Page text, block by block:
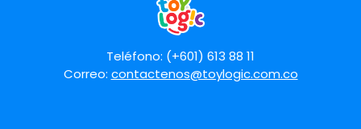
Enviar comentario
Teléfono: (+601) 613 88 11
Correo: contactenos@toylogic.com.co